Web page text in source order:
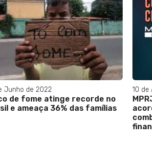
Junho de 2022
de fome atinge recorde no
e ameaça 36% das famílias
10 de